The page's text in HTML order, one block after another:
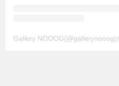
Gallery NOOOG(@gallerynooog)